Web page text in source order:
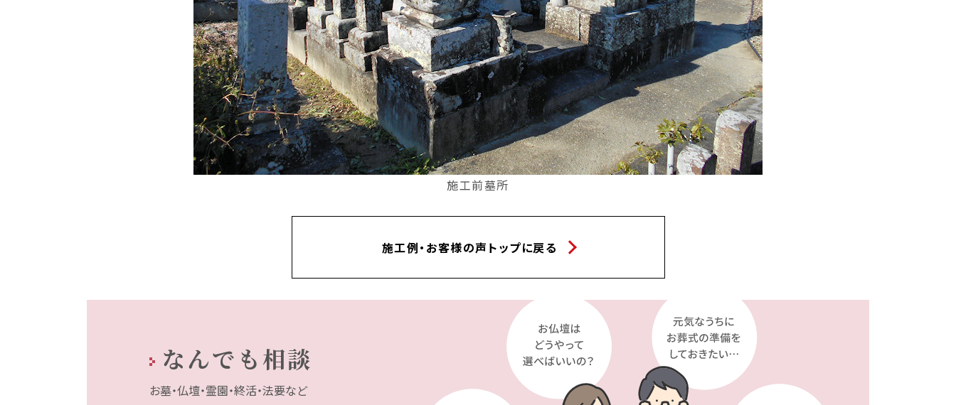
施工前墓所
施工例・お客様の声トップに戻る
なんでも相談
お墓・仏壇・霊園・終活・法要など